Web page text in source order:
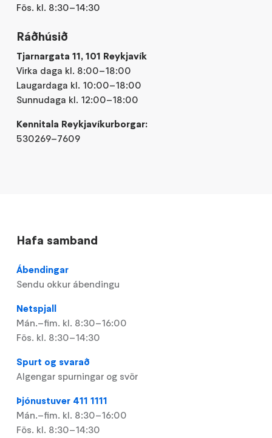
Fös. kl. 8:30–14:30
Ráðhúsið
Tjarnargata 11, 101 Reykjavík
Virka daga kl. 8:00–18:00
Laugardaga kl. 10:00–18:00
Sunnudaga kl. 12:00–18:00
Kennitala Reykjavíkurborgar:
530269–7609
Hafa samband
Ábendingar
Sendu okkur ábendingu
Netspjall
Mán.–fim. kl. 8:30–16:00
Fös. kl. 8:30–14:30
Spurt og svarað
Algengar spurningar og svör
Þjónustuver 411 1111
Mán.–fim. kl. 8:30–16:00
Fös. kl. 8:30–14:30